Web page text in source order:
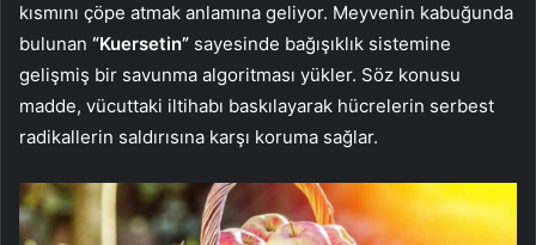
kısmını çöpe atmak anlamına geliyor. Meyvenin kabuğunda
bulunan “Kuersetin” sayesinde bağışıklık sistemine
gelişmiş bir savunma algoritması yükler. Söz konusu
madde, vücuttaki iltihabı baskılayarak hücrelerin serbest
radikallerin saldırısına karşı koruma sağlar.